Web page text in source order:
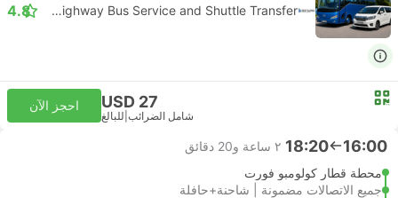
SL Highway Bus Service and Shuttle Transfer
4.8
USD 27
شامل الضرائب للبالغ
احجز الآن
16:00
18:20 ٢ ساعة و‫20 دقائق
محطة قطار كولومبو فورت
جميع الاتصالات مضمونة | شاحنة+حافلة